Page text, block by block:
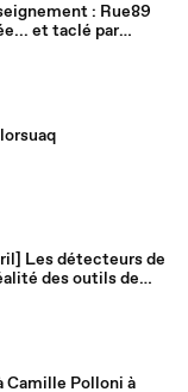
: Rue89
et taclé par
Les détecteurs de
des outils de
Camille Polloni à